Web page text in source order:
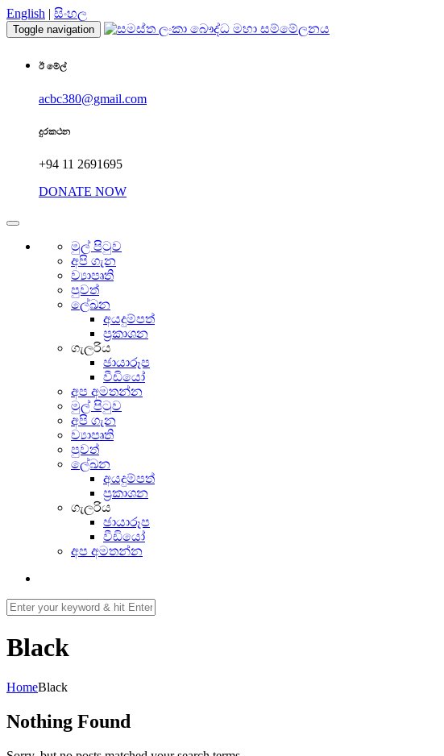
English | සිංහල
Toggle navigation
ඊ මේල්
acbc380@gmail.com
දුරකථන
+94 11 2691695
DONATE NOW
මුල් පිටුව
අපි ගැන
ව්‍යාපෘති
පුවත්
ලේඛන
අයදුම්පත්
ප්‍රකාශන
ගැලරිය
ඡායාරූප
වීඩියෝ
අප අමතන්න
මුල් පිටුව
අපි ගැන
ව්‍යාපෘති
පුවත්
ලේඛන
අයදුම්පත්
ප්‍රකාශන
ගැලරිය
ඡායාරූප
වීඩියෝ
අප අමතන්න
Black
HomeBlack
Nothing Found